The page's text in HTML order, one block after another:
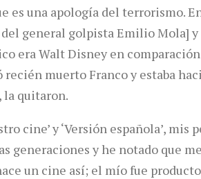
es una apología del terrorismo.
general golpista Emilio Mola] y
era Walt Disney en
recién muerto Franco y estaba
la quitaron.
cine’ y ‘Versión española’, mis
generaciones y he notado que
un cine así; el mío fue